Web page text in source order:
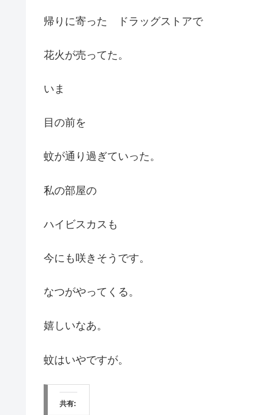
帰りに寄った ドラッグストアで
花火が売ってた。
いま
目の前を
蚊が通り過ぎていった。
私の部屋の
ハイビスカスも
今にも咲きそうです。
なつがやってくる。
嬉しいなあ。
蚊はいやですが。
共有: